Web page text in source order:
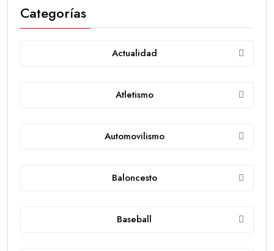
Categorías
Actualidad
Atletismo
Automovilismo
Baloncesto
Baseball